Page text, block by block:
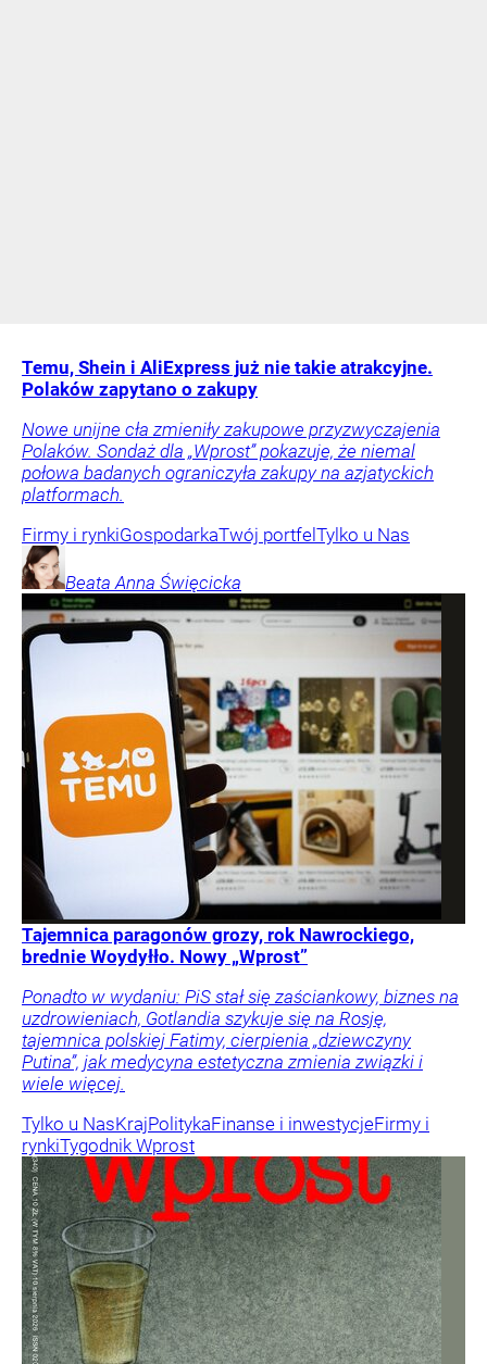
Temu, Shein i AliExpress już nie takie atrakcyjne.
Polaków zapytano o zakupy
Nowe unijne cła zmieniły zakupowe przyzwyczajenia
Polaków. Sondaż dla „Wprost” pokazuje, że niemal
połowa badanych ograniczyła zakupy na azjatyckich
platformach.
Firmy i rynkiGospodarkaTwój portfelTylko u Nas
Beata Anna Święcicka
Tajemnica paragonów grozy, rok Nawrockiego,
brednie Woydyłło. Nowy „Wprost”
Ponadto w wydaniu: PiS stał się zaściankowy, biznes na
uzdrowieniach, Gotlandia szykuje się na Rosję,
tajemnica polskiej Fatimy, cierpienia „dziewczyny
Putina”, jak medycyna estetyczna zmienia związki i
wiele więcej.
Tylko u NasKrajPolitykaFinanse i inwestycjeFirmy i
rynkiTygodnik Wprost